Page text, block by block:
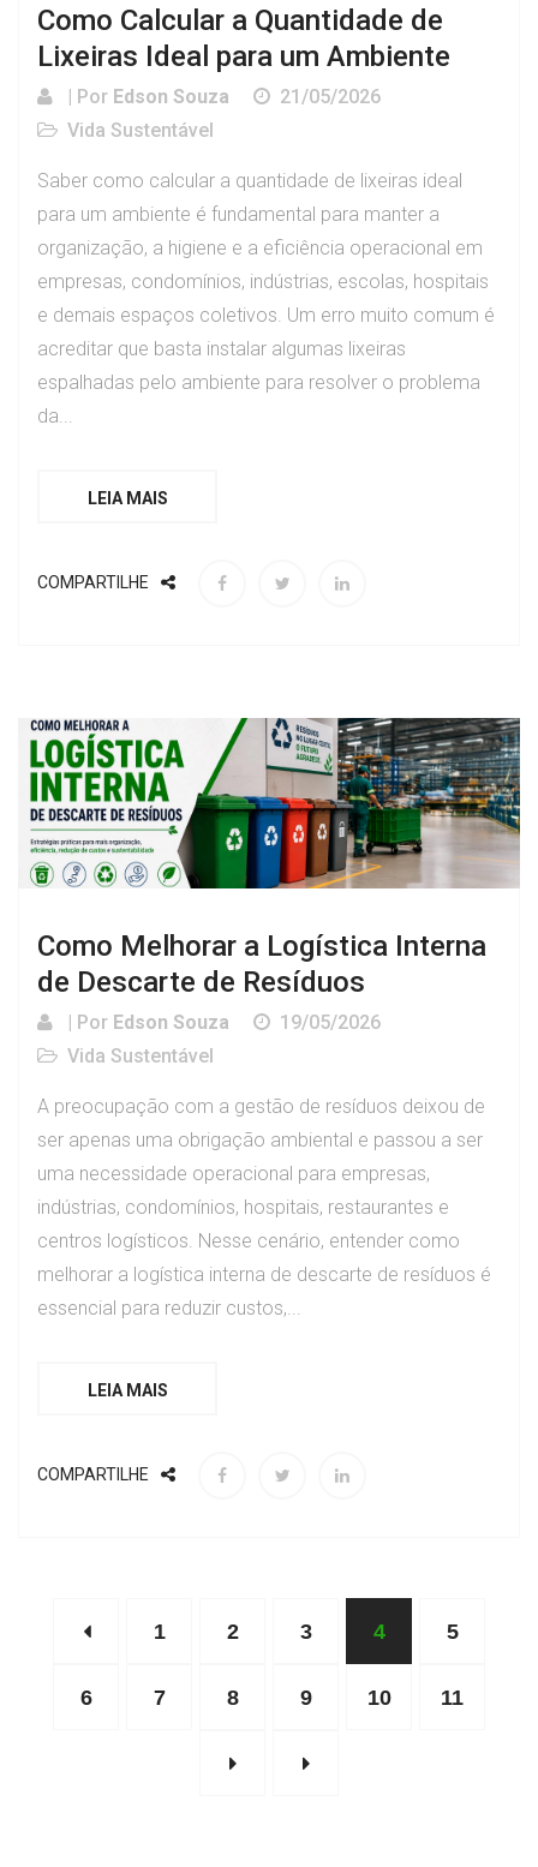
Como Calcular a Quantidade de
Lixeiras Ideal para um Ambiente
| Por Edson Souza
21/05/2026
Vida Sustentável
Saber como calcular a quantidade de lixeiras ideal
para um ambiente é fundamental para manter a
organização, a higiene e a eficiência operacional em
empresas, condomínios, indústrias, escolas, hospitais
e demais espaços coletivos. Um erro muito comum é
acreditar que basta instalar algumas lixeiras
espalhadas pelo ambiente para resolver o problema
da...
LEIA MAIS
COMPARTILHE
Como Melhorar a Logística Interna
de Descarte de Resíduos
| Por Edson Souza
19/05/2026
Vida Sustentável
A preocupação com a gestão de resíduos deixou de
ser apenas uma obrigação ambiental e passou a ser
uma necessidade operacional para empresas,
indústrias, condomínios, hospitais, restaurantes e
centros logísticos. Nesse cenário, entender como
melhorar a logística interna de descarte de resíduos é
essencial para reduzir custos,...
LEIA MAIS
COMPARTILHE
1 2 3 4 5
6 7 8 9 10 11